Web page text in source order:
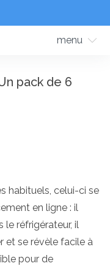
menu
pack de 6
habituels, celui-ci se
en ligne : il
le réfrigérateur, il
et se révèle facile à
pour de